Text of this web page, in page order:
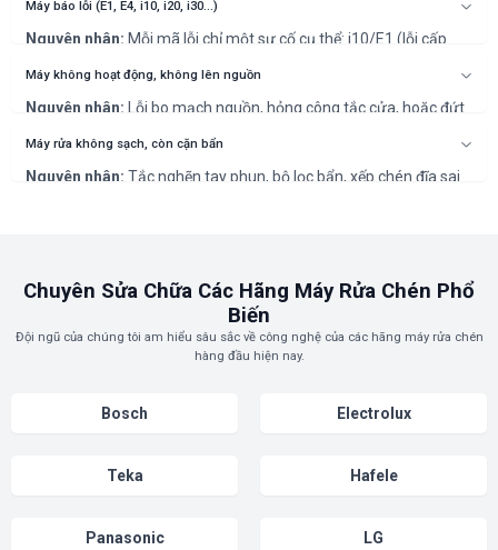
Máy báo lỗi (E1, E4, i10, i20, i30...)
Nguyên nhân: Mỗi mã lỗi chỉ một sự cố cụ thể: i10/E1 (lỗi cấp
các lỗi phổ biến nhất.
ống xả. Lỗi rò rỉ cần ngắt nguồn và gọi thợ chuyên nghiệp xử lý
Máy không hoạt động, không lên nguồn
Nguyên nhân: Lỗi bo mạch nguồn, hỏng công tắc cửa, hoặc đứt
Cách khắc phục:Kiểm tra nguồn điện và đảm bảo cửa đã đóng
bo mạch.
Máy rửa không sạch, còn cặn bẩn
Nguyên nhân: Tắc nghẽn tay phun, bộ lọc bẩn, xếp chén đĩa sai
Chuyên Sửa Chữa Các Hãng Máy Rửa Chén Phổ
Biến
Đội ngũ của chúng tôi am hiểu sâu sắc về công nghệ của các hãng máy rửa chén
hàng đầu hiện nay.
Bosch Electrolux
Teka Hafele
Panasonic LG